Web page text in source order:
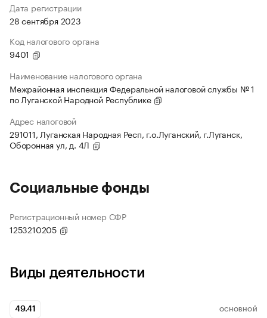
Дата регистрации
28 сентября 2023
Код налогового органа
9401
Наименование налогового органа
Межрайонная инспекция Федеральной налоговой службы № 1
по Луганской Народной Республике
Адрес налоговой
291011, Луганская Народная Респ, г.о.Луганский, г.Луганск,
Оборонная ул, д. 4Л
Социальные фонды
Регистрационный номер СФР
1253210205
Виды деятельности
49.41 ОСНОВНОЙ